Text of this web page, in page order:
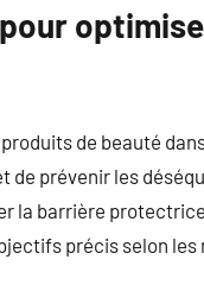
de beauté
de prévenir les
la barrière
précis selon les